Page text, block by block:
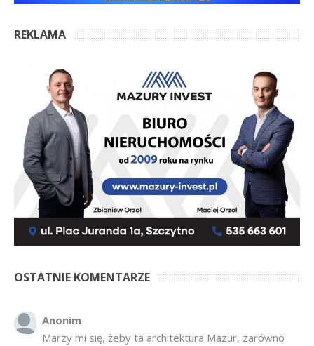
REKLAMA
OSTATNIE KOMENTARZE
Anonim
Marzy mi się, żeby ta architektura Mazur, zarówno